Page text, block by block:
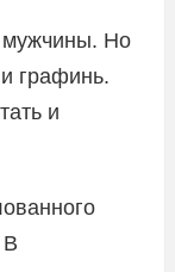
мужчины. Но
графинь.
и
В